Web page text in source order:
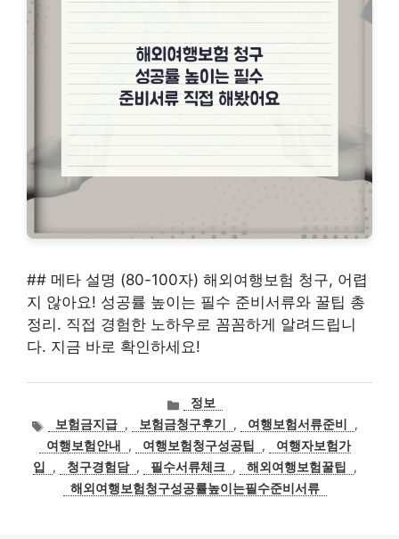
## 메타 설명 (80-100자) 해외여행보험 청구, 어렵
지 않아요! 성공률 높이는 필수 준비서류와 꿀팁 총
정리. 직접 경험한 노하우로 꼼꼼하게 알려드립니
다. 지금 바로 확인하세요!
카
테
고
리
정보
태
그
보험금지급 , 보험금청구후기 , 여행보험서류준비
,
여행보험안내
, 여행보험청구성공팁 ,
여행자보험가
입
, 청구경험담 , 필수서류체크 , 해외여행보험꿀팁
,
해외여행보험청구성공률높이는필수준비서류